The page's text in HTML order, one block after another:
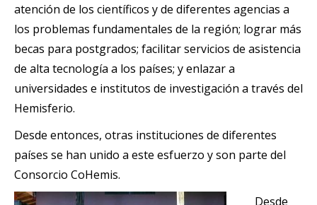
atención de los científicos y de diferentes agencias a
los problemas fundamentales de la región; lograr más
becas para postgrados; facilitar servicios de asistencia
de alta tecnología a los países; y enlazar a
universidades e institutos de investigación a través del
Hemisferio.
Desde entonces, otras instituciones de diferentes
países se han unido a este esfuerzo y son parte del
Consorcio CoHemis.
Desde